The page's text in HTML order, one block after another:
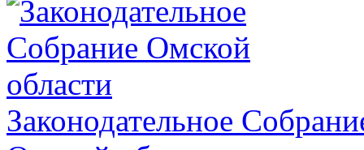
Законодательное